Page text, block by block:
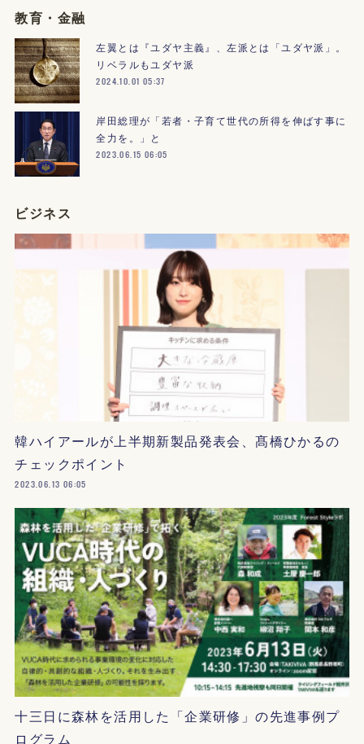
教育・金融
左翼とは『ユダヤ主義』、左派とは「ユダヤ派」。
リベラルもユダヤ派
2024.10.01 05:37
岸田総理が「若者・子育て世代の所得を伸ばす事に
全力を。」と
2023.06.15 06:05
ビジネス
韓ハイアールが上半期新製品発表会、髙橋ひかるの
チェックポイント
2023.06.13 06:05
十三日に森林を活用した「企業研修」の先進事例プ
ログラム